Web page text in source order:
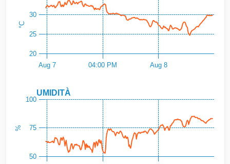
°C
Aug 7 04:00 PM Aug 8
20
25
30
%
UMIDITÀ
50
75
100